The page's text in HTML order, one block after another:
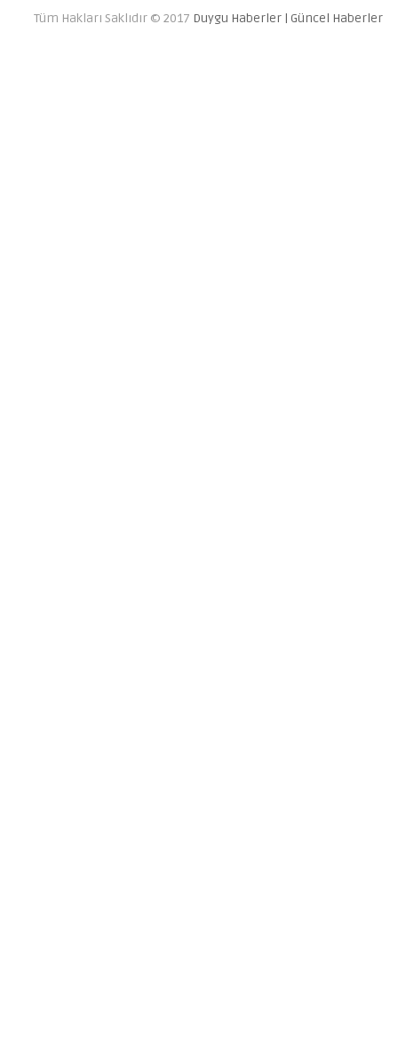
Tüm Hakları Saklıdır © 2017 Duygu Haberler | Güncel Haberler